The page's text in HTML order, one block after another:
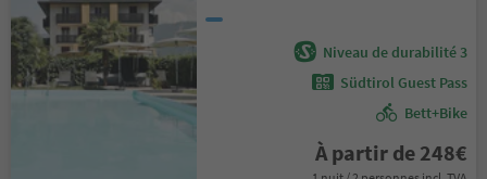
Niveau de durabilité 3
Südtirol Guest Pass
Bett+Bike
À partir de 248€